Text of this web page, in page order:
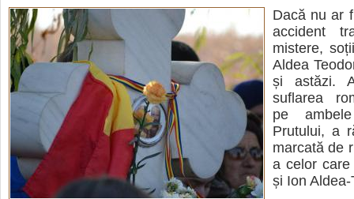
Dacă nu ar
accident
mistere,
Aldea
și astăzi.
suflarea
pe
Prutului, a
marcată de
a celor
și Ion